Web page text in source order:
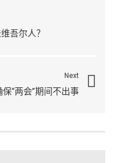
吾尔人？
Next
“两会”期间不出事